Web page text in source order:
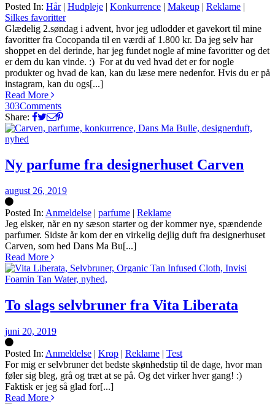
Posted In: Hår| Hudpleje | Konkurrence | Makeup | Reklame |
Silkes favoritter
Silke
Glædelig 2.søndag i advent, hvor jeg udlodder et gavekort til mine
favoritter fra Cocopanda til en værdi af 1.800 kr. Da jeg selv har
shoppet en del derinde, har jeg fundet nogle af mine favoritter og det
er dem du kan vinde. :) For at du ved hvad det er for nogle
produkter og hvad de kan, kan du læse mere nedenfor. Hvis du er på
instagram, kan du ogs[...]
Read More
303Comments
Share:
Ny parfume fra designerhuset Carven
august 26, 2019
Posted In: Anmeldelse | parfume | Reklame
Silke
Jeg elsker, når en ny sæson starter og der kommer nye, spændende
parfumer. Sidste år kom der en virkelig dejlig duft fra designerhuset
Carven, som hed Dans Ma Bu[...]
Read More
To slags selvbruner fra Vita Liberata
juni 20, 2019
Posted In: Anmeldelse | Krop | Reklame | Test
Silke
For mig er selvbruner det bedste skønhedstip til de dage, hvor man
føler sig bleg, grå og træt at se på. Og det virker hver gang! :)
Faktisk er jeg så glad for[...]
Read More